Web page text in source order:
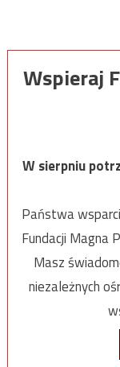
Wspieraj
W sierpniu
Państwa
Fundacji Magna
Masz
niezależnych